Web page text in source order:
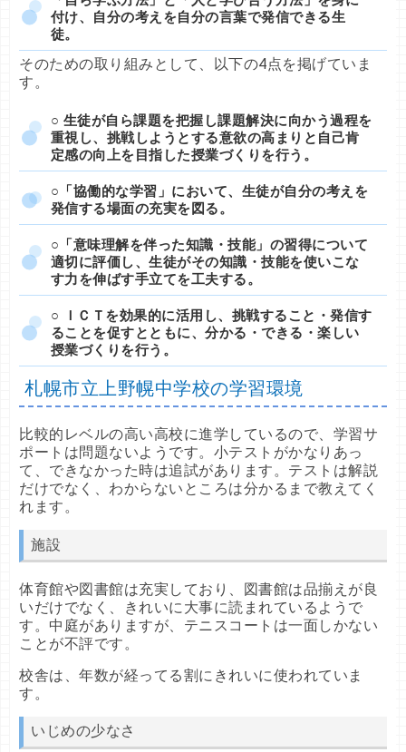
付け、自分の考えを自分の言葉で発信できる生
徒。
そのための取り組みとして、以下の4点を掲げていま
す。
○ 生徒が自ら課題を把握し課題解決に向かう過程を
重視し、挑戦しようとする意欲の高まりと自己肯
定感の向上を目指した授業づくりを行う。
○「協働的な学習」において、生徒が自分の考えを
発信する場面の充実を図る。
○「意味理解を伴った知識・技能」の習得について
適切に評価し、生徒がその知識・技能を使いこな
す力を伸ばす手立てを工夫する。
○ ＩＣＴを効果的に活用し、挑戦すること・発信す
ることを促すとともに、分かる・できる・楽しい
授業づくりを行う。
札幌市立上野幌中学校の学習環境
比較的レベルの高い高校に進学しているので、学習サ
ポートは問題ないようです。小テストがかなりあっ
て、できなかった時は追試があります。テストは解説
だけでなく、わからないところは分かるまで教えてく
れます。
施設
体育館や図書館は充実しており、図書館は品揃えが良
いだけでなく、きれいに大事に読まれているようで
す。中庭がありますが、テニスコートは一面しかない
ことが不評です。
校舎は、年数が経ってる割にきれいに使われていま
す。
いじめの少なさ